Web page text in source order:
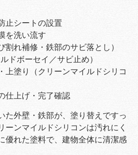
止シートの設置
を洗い流す
割れ補修・鉄部のサビ落とし）
ドボーセイ／サビ止め）
上塗り（クリーンマイルドシリコ
仕上げ・完了確認
た外壁・鉄部が、塗り替えですっ
ーンマイルドシリコンは汚れにく
優れた塗料で、建物全体に清潔感